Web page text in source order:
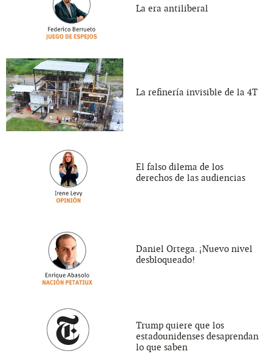
La era antiliberal
La refinería invisible de la 4T
El falso dilema de los
derechos de las audiencias
Daniel Ortega. ¡Nuevo nivel
desbloqueado!
Trump quiere que los
estadounidenses desaprendan
lo que saben